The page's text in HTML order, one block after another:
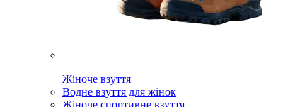
Жіноче взуття
Водне взуття для жінок
Жіноче спортивне взуття